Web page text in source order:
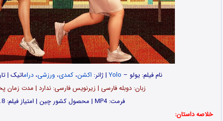
نام فیلم: یولو – Yolo| ژانر: اکشن،کمدی،ورزشی،دراماتیک |
زبان: دوبله فارسی | زیرنویس فارسی: ندارد | مدت زمان پخش:
فرمت: MP4 | محصول کشور چین | امتیاز فیلم: 6.8 از 10
خلاصه داستان: